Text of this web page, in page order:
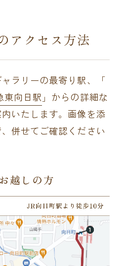
アクセス方法
ラリーの最寄り駅、「
東向日駅 」からの詳細な
いたします。画像を添
併せてご確認ください
越しの方